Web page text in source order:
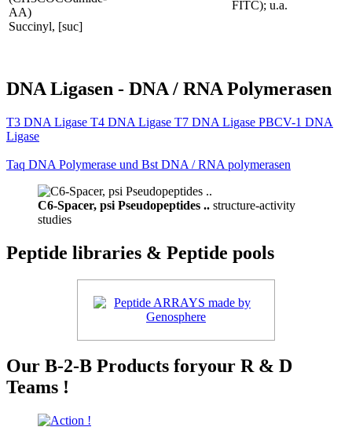
AA)
Succinyl, [suc]
FITC); u.a.
DNA Ligasen - DNA / RNA Polymerasen
T3 DNA Ligase T4 DNA Ligase T7 DNA Ligase PBCV-1 DNA
Ligase
Taq DNA Polymerase und Bst DNA / RNA polymerasen
C6-Spacer, psi Pseudopeptides .. structure-activity
studies
Peptide libraries & Peptide pools
Our B-2-B Products foryour R & D
Teams !